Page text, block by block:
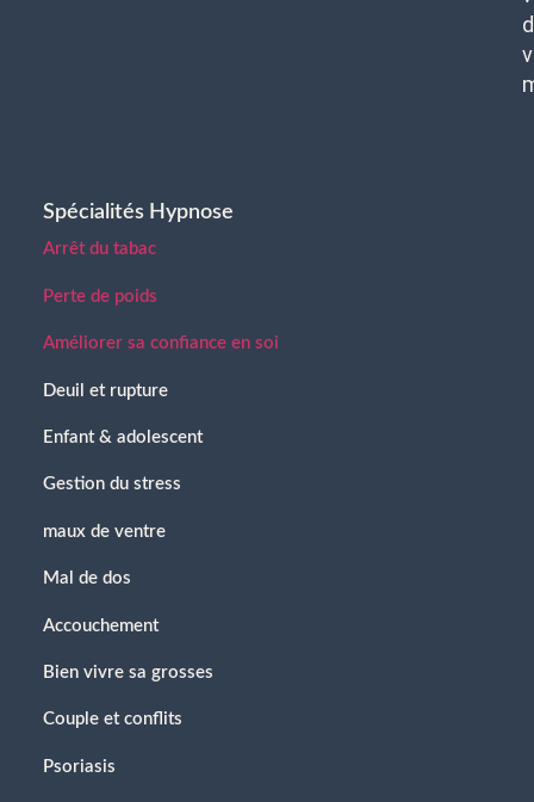
Spécialités Hypnose
Arrêt du tabac
Perte de poids
Améliorer sa confiance en soi
Deuil et rupture
Enfant & adolescent
Gestion du stress
maux de ventre
Mal de dos
Accouchement
Bien vivre sa grosses
Couple et conflits
Psoriasis